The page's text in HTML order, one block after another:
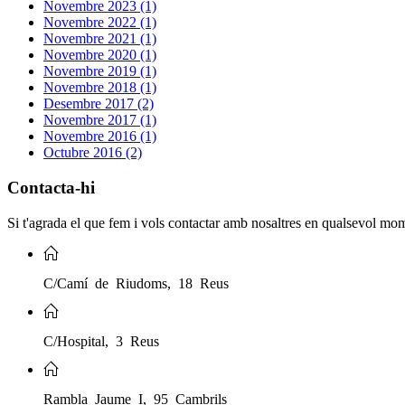
Novembre 2023 (1)
Novembre 2022 (1)
Novembre 2021 (1)
Novembre 2020 (1)
Novembre 2019 (1)
Novembre 2018 (1)
Desembre 2017 (2)
Novembre 2017 (1)
Novembre 2016 (1)
Octubre 2016 (2)
Contacta-hi
Si t'agrada el que fem i vols contactar amb nosaltres en qualsevol
C/Camí de Riudoms, 18 Reus
C/Hospital, 3 Reus
Rambla Jaume I, 95 Cambrils